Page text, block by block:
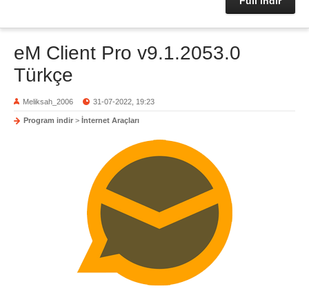
eM Client Pro v9.1.2053.0
Türkçe
Meliksah_2006 31-07-2022, 19:23
Program indir > İnternet Araçları